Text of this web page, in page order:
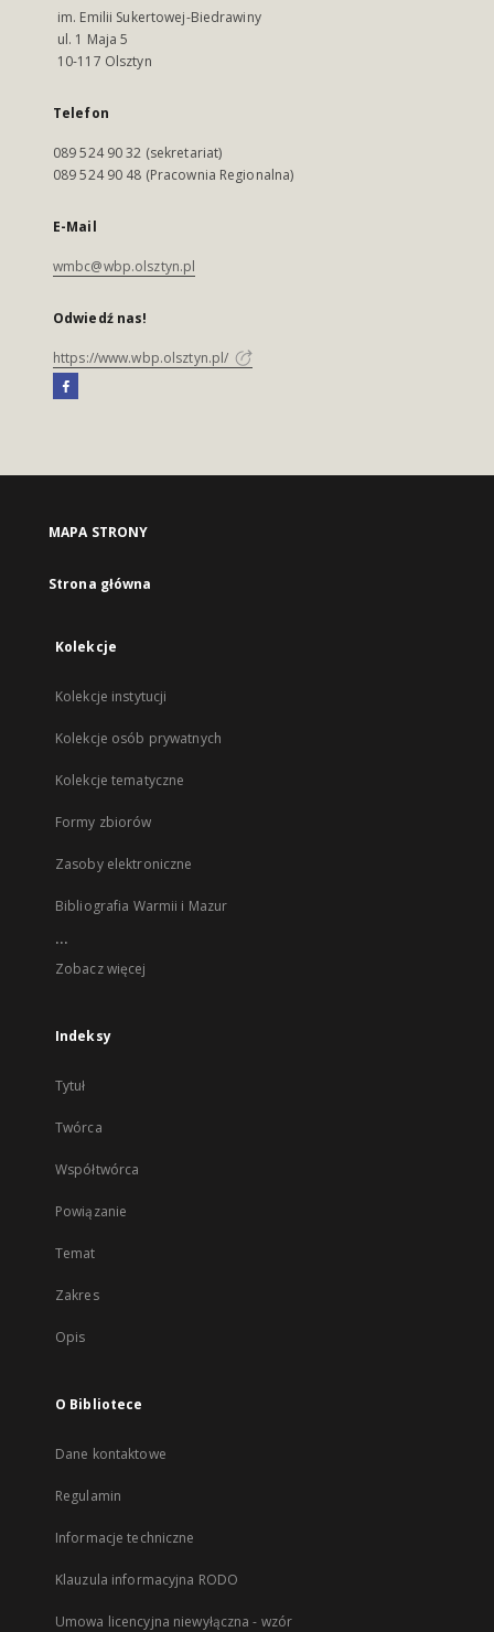
im. Emilii Sukertowej-Biedrawiny
ul. 1 Maja 5
10-117 Olsztyn
Telefon
089 524 90 32 (sekretariat)
089 524 90 48 (Pracownia Regionalna)
E-Mail
wmbc@wbp.olsztyn.pl
Odwiedź nas!
https://www.wbp.olsztyn.pl/
MAPA STRONY
Strona główna
Kolekcje
Kolekcje instytucji
Kolekcje osób prywatnych
Kolekcje tematyczne
Formy zbiorów
Zasoby elektroniczne
Bibliografia Warmii i Mazur
...
Zobacz więcej
Indeksy
Tytuł
Twórca
Współtwórca
Powiązanie
Temat
Zakres
Opis
O Bibliotece
Dane kontaktowe
Regulamin
Informacje techniczne
Klauzula informacyjna RODO
Umowa licencyjna niewyłączna - wzór